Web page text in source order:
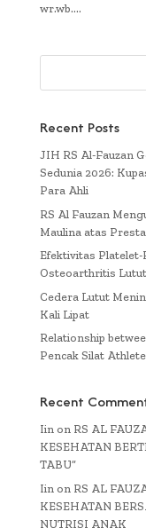
wr.wb....
Recent Posts
JIH RS Al-Fauzan
Sedunia 2026:
Para Ahli
RS Al Fauzan
Maulina atas
Efektivitas Platelet-
Osteoarthritis Lutut
Cedera Lutut
Kali Lipat
Relationship
Pencak Silat
Recent
Iinon RS AL
KESEHATAN
TABU”
Iin on RS AL
KESEHATAN
NUTRISI ANAK